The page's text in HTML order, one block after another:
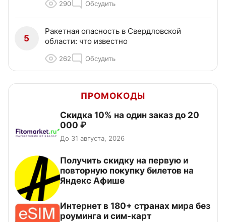
290 Обсудить
5
Ракетная опасность в Свердловской
области: что известно
262 Обсудить
ПРОМОКОДЫ
Скидка 10% на один заказ до 20
000 ₽
До 31 августа, 2026
Получить скидку на первую и
повторную покупку билетов на
Яндекс Афише
Интернет в 180+ странах мира без
роуминга и сим-карт